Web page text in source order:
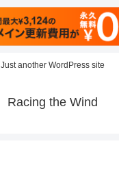
Just another WordPress site
Racing the Wind